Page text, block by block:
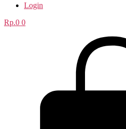
Login
Rp.0 0